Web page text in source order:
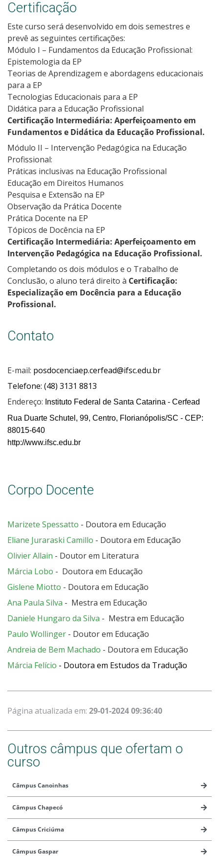
Certificação
Este curso será desenvolvido em dois semestres e
prevê as seguintes certificações:
Módulo I – Fundamentos da Educação Profissional:
Epistemologia da EP
Teorias de Aprendizagem e abordagens educacionais
para a EP
Tecnologias Educacionais para a EP
Didática para a Educação Profissional
Certificação Intermediária: Aperfeiçoamento em
Fundamentos e Didática da Educação Profissional.
Módulo II – Intervenção Pedagógica na Educação
Profissional:
Práticas inclusivas na Educação Profissional
Educação em Direitos Humanos
Pesquisa e Extensão na EP
Observação da Prática Docente
Prática Docente na EP
Tópicos de Docência na EP
Certificação Intermediária: Aperfeiçoamento em
Intervenção Pedagógica na Educação Profissional.
Completando os dois módulos e o Trabalho de
Conclusão, o aluno terá direito à Certificação:
Especialização em Docência para a Educação
Profissional.
Contato
E-mail: posdocenciaep.cerfead@ifsc.edu.br
Telefone: (48) 3131 8813
Endereço: Instituto Federal de Santa Catarina - Cerfead
Rua Duarte Schutel, 99, Centro, Florianópolis/SC - CEP:
88015-640
http://www.ifsc.edu.br
Corpo Docente
Marizete Spessatto - Doutora em Educação
Eliane Juraraski Camillo - Doutora em Educação
Olivier Allain - Doutor em Literatura
Márcia Lobo - Doutora em Educação
Gislene Miotto - Doutora em Educação
Ana Paula Silva - Mestra em Educação
Daniele Hungaro da Silva - Mestra em Educação
Paulo Wollinger - Doutor em Educação
Andreia de Bem Machado - Doutora em Educação
Márcia Felício - Doutora em Estudos da Tradução
Página atualizada em: 29-01-2024 09:36:40
Outros câmpus que ofertam o
curso
Câmpus Canoinhas
Câmpus Chapecó
Câmpus Criciúma
Câmpus Gaspar